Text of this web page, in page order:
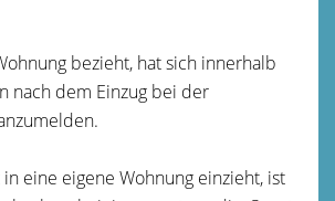
bezieht, hat sich innerhalb
nach dem Einzug bei der
eine eigene Wohnung einzieht, ist